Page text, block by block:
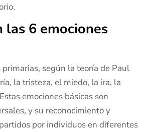
las 6 emociones
primarias, según la teoría de Paul
la tristeza, el miedo, la ira, la
emociones básicas son
y su reconocimiento y
por individuos en diferentes